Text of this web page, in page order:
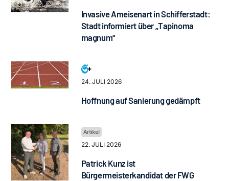
Invasive Ameisenart in Schifferstadt:
Stadt informiert über „Tapinoma
magnum“
24. JULI 2026
Hoffnung auf Sanierung gedämpft
22. JULI 2026
Patrick Kunz ist
Bürgermeisterkandidat der FWG